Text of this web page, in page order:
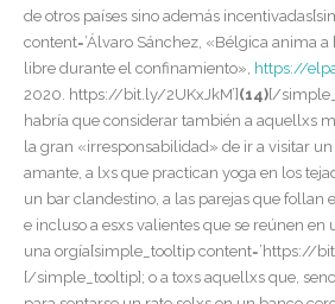
de otros países sino además
content=’Álvaro Sánchez, «Bélgica anima
libre durante el confinamiento», https://
2020. https://bit.ly/2UKxJkM’] (14)[/
habría que considerar también a aquellxs
la gran «irresponsabilidad» de ir a visitar
amante, a lxs que practican yoga en los
un bar clandestino, a las parejas que follan
e incluso a esxs valientes que se reúnen en
una orgía[simple_tooltip content=’https://
[/simple_tooltip]; o a toxs aquellxs que,